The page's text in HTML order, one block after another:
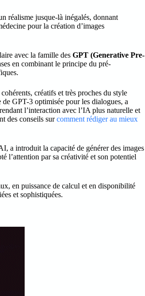
réalisme jusque-là inégalés, donnant
pour la création d’images
avec la famille des GPT (Generative Pre-
en combinant le principe du pré-
créatifs et très proches du style
GPT-3 optimisée pour les dialogues, a
l’interaction avec l’IA plus naturelle et
des conseils surcomment rédiger au mieux
a introduit la capacité de générer des images
l’attention par sa créativité et son potentiel
en puissance de calcul et en disponibilité
et sophistiquées.